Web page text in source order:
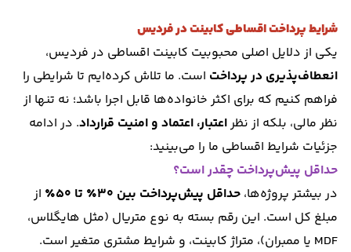
شرایط پرداخت اقساطی کابینت در فردیس
یکی از دلایل اصلی محبوبیت کابینت اقساطی در فردیس،
انعطاف‌پذیری در پرداخت است. ما تلاش کرده‌ایم تا شرایطی را
فراهم کنیم که برای اکثر خانواده‌ها قابل اجرا باشد؛ نه تنها از
نظر مالی، بلکه از نظراعتبار، اعتماد و امنیت قرارداد. در ادامه
جزئیات شرایط اقساطی ما را می‌بینید:
حداقل پیش‌پرداخت چقدر است؟
در بیشتر پروژه‌ها، حداقل پیش‌پرداخت بین ۳۰٪ تا ۵۰٪
از
مبلغ کل است. این رقم بسته به نوع متریال (مثل هایگلاس،
MDF یا ممبران)، متراژ کابینت، و شرایط مشتری متغیر است.